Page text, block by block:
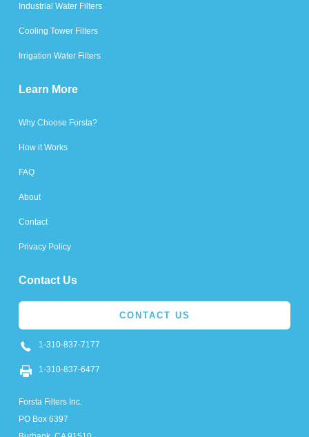
Industrial Water Filters
Cooling Tower Filters
Irrigation Water Filters
Learn More
Why Choose Forsta?
How it Works
FAQ
About
Contact
Privacy Policy
Contact Us
CONTACT US
1-310-837-7177
1-310-837-6477
Forsta Filters Inc.
PO Box 6397